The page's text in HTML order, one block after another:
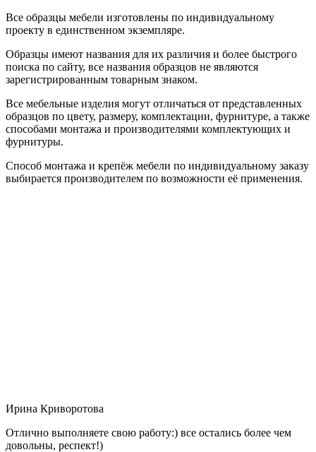
Все образцы мебели изготовлены по индивидуальному
проекту в единственном экземпляре.
Образцы имеют названия для их различия и более быстрого
поиска по сайту, все названия образцов не являются
зарегистрированным товарным знаком.
Все мебельные изделия могут отличаться от представленных
образцов по цвету, размеру, комплектации, фурнитуре, а также
способами монтажа и производителями комплектующих и
фурнитуры.
Способ монтажа и крепёж мебели по индивидуальному заказу
выбирается производителем по возможности её применения.
Ирина Криворотова
Отлично выполняете свою работу:) все остались более чем
довольны, респект!)